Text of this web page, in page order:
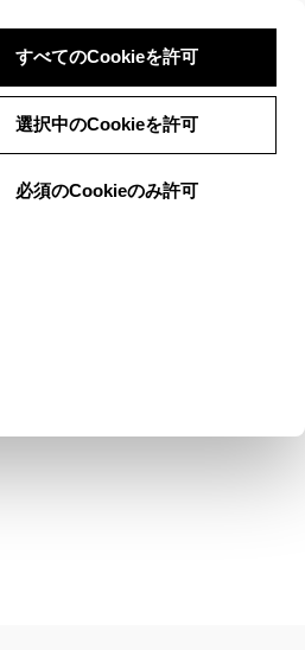
すべてのCookieを許可
選択中のCookieを許可
必須のCookieのみ許可
ログイン 検索 メニュー